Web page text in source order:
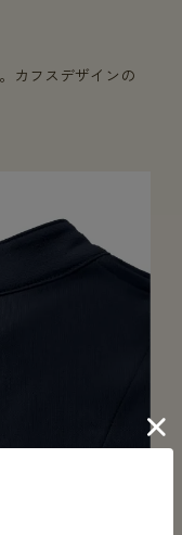
カフスデザインの